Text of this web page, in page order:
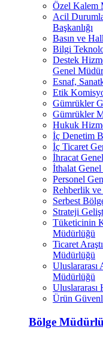
Özel Kalem
Acil
Başkanlığı
Basın ve
Bilgi
Destek
Genel
Esnaf,
Etik
Gümrükler
Gümrükler
Hukuk
İç Denetim
İç Ticaret
İhracat
İthalat
Personel
Rehberlik ve
Serbest
Strateji
Tüketicinin
Müdürlüğü
Ticaret
Müdürlüğü
Müdürlüğü
Ürün
Bölge